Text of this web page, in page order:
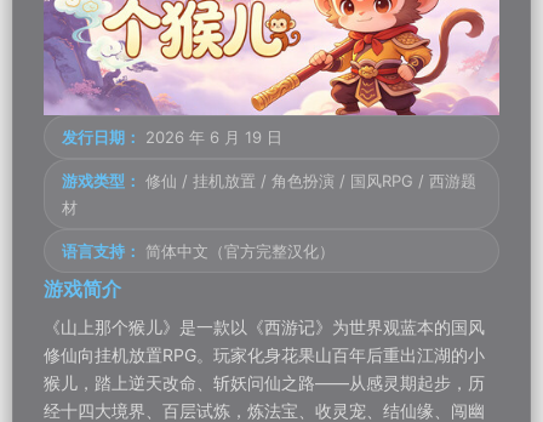
发行日期： 2026 年 6 月 19 日
游戏类型： 修仙 / 挂机放置 / 角色扮演 / 国风RPG / 西游题
材
语言支持： 简体中文（官方完整汉化）
游戏简介
《山上那个猴儿》是一款以《西游记》为世界观蓝本的国风
修仙向挂机放置RPG。玩家化身花果山百年后重出江湖的小
猴儿，踏上逆天改命、斩妖问仙之路——从感灵期起步，历
经十四大境界、百层试炼，炼法宝、收灵宠、结仙缘、闯幽